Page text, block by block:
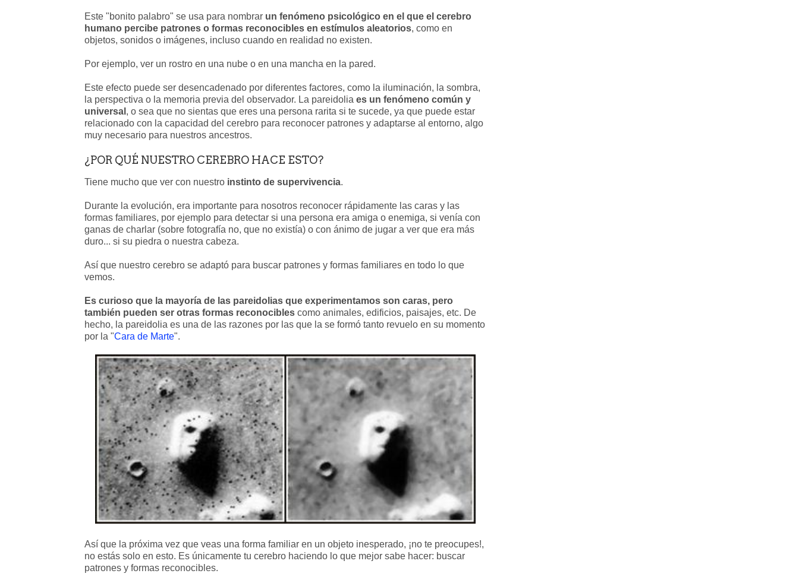
Este "bonito palabro" se usa para nombrar un fenómeno psicológico en el que el cerebro
humano percibe patrones o formas reconocibles en estímulos aleatorios, como en
objetos, sonidos o imágenes, incluso cuando en realidad no existen.
Por ejemplo, ver un rostro en una nube o en una mancha en la pared.
Este efecto puede ser desencadenado por diferentes factores, como la iluminación, la sombra,
la perspectiva o la memoria previa del observador. La pareidolia es un fenómeno común y
universal , o sea que no sientas que eres una persona rarita si te sucede, ya que puede estar
relacionado con la capacidad del cerebro para reconocer patrones y adaptarse al entorno, algo
muy necesario para nuestros ancestros.
¿POR QUÉ NUESTRO CEREBRO HACE ESTO?
Tiene mucho que ver con nuestro instinto de supervivencia.
Durante la evolución, era importante para nosotros reconocer rápidamente las caras y las
formas familiares, por ejemplo para detectar si una persona era amiga o enemiga, si venía con
ganas de charlar (sobre fotografía no, que no existía) o con ánimo de jugar a ver que era más
duro... si su piedra o nuestra cabeza.
Así que nuestro cerebro se adaptó para buscar patrones y formas familiares en todo lo que
vemos.
Es curioso que la mayoría de las pareidolias que experimentamos son caras, pero
también pueden ser otras formas reconocibles como animales, edificios, paisajes, etc. De
hecho, la pareidolia es una de las razones por las que la se formó tanto revuelo en su momento
por la "Cara de Marte".
Así que la próxima vez que veas una forma familiar en un objeto inesperado, ¡no te preocupes!,
no estás solo en esto. Es únicamente tu cerebro haciendo lo que mejor sabe hacer: buscar
patrones y formas reconocibles.